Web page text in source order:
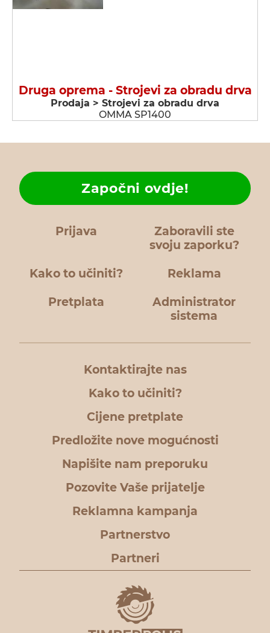
Druga oprema - Strojevi za obradu drva
Prodaja > Strojevi za obradu drva
OMMA SP1400
Prijava
Zaboravili ste
svoju zaporku?
Kako to učiniti?
Započni ovdje!
Reklama
Pretplata
Administrator
sistema
Kontaktirajte nas
Kako to učiniti?
Cijene pretplate
Predložite nove mogućnosti
Napišite nam preporuku
Pozovite Vaše prijatelje
Reklamna kampanja
Partnerstvo
Partneri